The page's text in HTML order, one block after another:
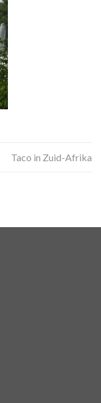
Taco in Zuid-Afrika